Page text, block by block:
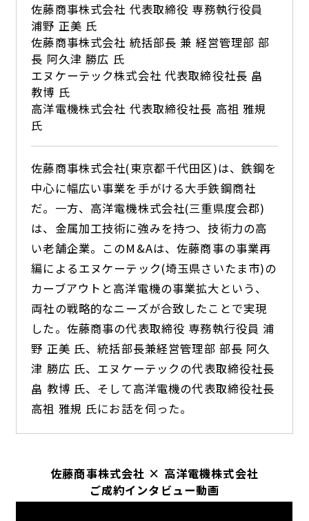
佐藤商事株式会社 代表取締役 専務執行役員
浦野 正美 氏
佐藤商事株式会社 統括部長 兼 経営管理部 部
長 阿久津 勝広 氏
エヌケーテック株式会社 代表取締役社長 畠
教博 氏
高洋電機株式会社 代表取締役社長 高祖 雅規
氏
佐藤商事株式会社(東京都千代田区)は、鉄鋼を
中心に幅広い事業を手がける大手鉄鋼商社
だ。一方、高洋電機株式会社(三重県度会郡)
は、金属加工技術に強みを持つ、技術力の高
い老舗企業。このM&Aは、佐藤商事の事業再
編によるエヌケーテック(埼玉県さいたま市)の
カーブアウトと高洋電機の事業拡大という、
両社の戦略的なニーズが合致したことで実現
した。佐藤商事の代表取締役 専務執行役員 浦
野 正美 氏、統括部長兼経営管理部 部長 阿久
津 勝広 氏、エヌケーテックの代表取締役社長
畠 教博 氏、そして高洋電機の代表取締役社長
高祖 雅規 氏にお話を伺った。
佐藤商事株式会社 × 高洋電機株式会社
ご成約インタビュー動画